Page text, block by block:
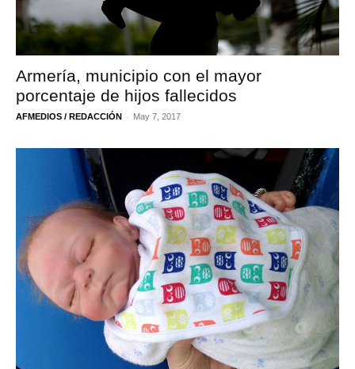
Armería, municipio con el mayor
porcentaje de hijos fallecidos
AFMEDIOS / REDACCIÓN - May 7, 2017